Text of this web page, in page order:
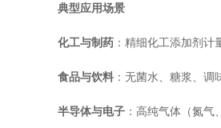
典型应用场景
化工与制药 ：精细化工添加剂计
食品与饮料 ：无菌水、糖浆、调
半导体与电子 ：高纯气体（氮气